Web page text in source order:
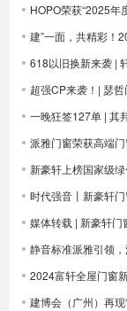
HOPO荣获“2025年度
建”一面，共精彩！2025中
618以旧换新来袭 |
超强CP来袭！| 瑟哲
一晚狂签127单 | 其邦门
派雅门窗荣获高端门窗市场
新豪轩上榜国家级绿色
时代强音丨新豪轩
媒体转载 | 新豪轩门窗受邀
静音标准派雅引领，
2024富轩全屋门窗新商‘创富启
建博会（广州）再现“